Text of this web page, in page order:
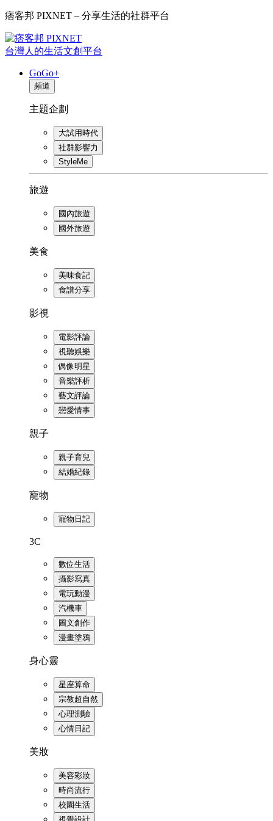
痞客邦 PIXNET – 分享生活的社群平台
台灣人的生活文創平台
GoGo+
頻道
主題企劃
大試用時代
社群影響力
StyleMe
旅遊
國內旅遊
國外旅遊
美食
美味食記
食譜分享
影視
電影評論
視聽娛樂
偶像明星
音樂評析
藝文評論
戀愛情事
親子
親子育兒
結婚紀錄
寵物
寵物日記
3C
數位生活
攝影寫真
電玩動漫
汽機車
圖文創作
漫畫塗鴉
身心靈
星座算命
宗教超自然
心理測驗
心情日記
美妝
美容彩妝
時尚流行
校園生活